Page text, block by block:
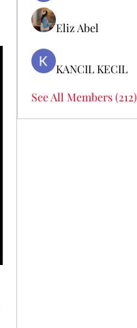
Eliz Abel
KANCIL KECIL
See All Members (212)